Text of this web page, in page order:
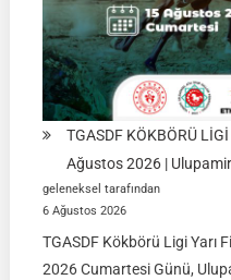
TGASDF KÖKBÖRÜ
Ağustos 2026 |
geleneksel tarafından
6 Ağustos 2026
TGASDF Kökbörü Ligi Yarı
2026 Cumartesi Günü,